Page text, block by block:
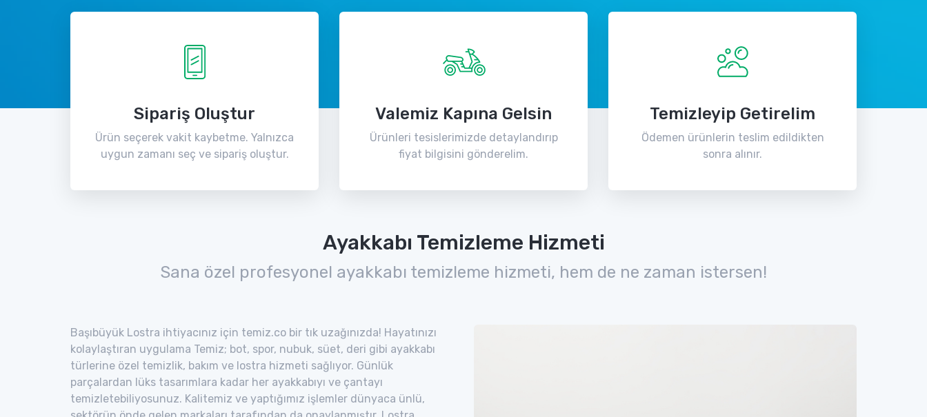
Sipariş Oluştur
Ürün seçerek vakit kaybetme. Yalnızca
uygun zamanı seç ve sipariş oluştur.
Valemiz Kapına Gelsin
Ürünleri tesislerimizde detaylandırıp
fiyat bilgisini gönderelim.
Temizleyip Getirelim
Ödemen ürünlerin teslim edildikten
sonra alınır.
Ayakkabı Temizleme Hizmeti
Sana özel profesyonel ayakkabı temizleme hizmeti, hem de ne zaman istersen!
Başıbüyük Lostra ihtiyacınız için temiz.co bir tık uzağınızda! Hayatınızı
kolaylaştıran uygulama Temiz; bot, spor, nubuk, süet, deri gibi ayakkabı
türlerine özel temizlik, bakım ve lostra hizmeti sağlıyor. Günlük
parçalardan lüks tasarımlara kadar her ayakkabıyı ve çantayı
temizletebiliyosunuz. Kalitemiz ve yaptığımız işlemler dünyaca ünlü,